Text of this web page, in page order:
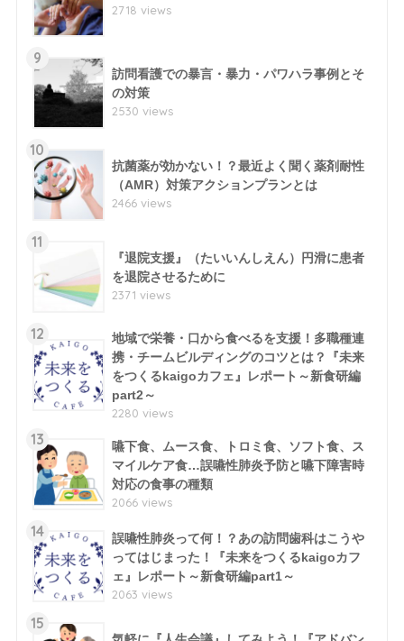
2718 views
9
訪問看護での暴言・暴力・パワハラ事例とそ
の対策
2530 views
10
抗菌薬が効かない！？最近よく聞く薬剤耐性
（AMR）対策アクションプランとは
2466 views
11
『退院支援』（たいいんしえん）円滑に患者
を退院させるために
2371 views
12
地域で栄養・口から食べるを支援！多職種連
携・チームビルディングのコツとは？『未来
をつくるkaigoカフェ』レポート～新食研編
part2～
2280 views
13
嚥下食、ムース食、トロミ食、ソフト食、ス
マイルケア食…誤嚥性肺炎予防と嚥下障害時
対応の食事の種類
2066 views
14
誤嚥性肺炎って何！？あの訪問歯科はこうや
ってはじまった！『未来をつくるkaigoカフ
ェ』レポート～新食研編part1～
2063 views
15